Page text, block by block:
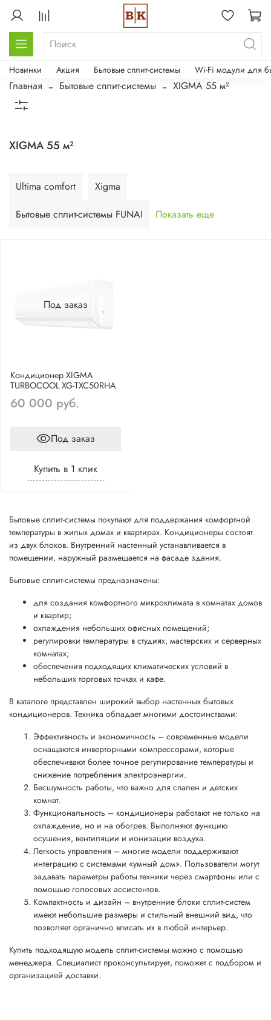
Новинки Акция Бытовые сплит-системы Wi-Fi модули для
Главная Бытовые сплит-системы XIGMA 55 м²
XIGMA 55 м²
Ultima comfort
Xigma
Бытовые сплит-системы FUNAI
Показать еще
Под заказ
Кондиционер XIGMA
TURBOCOOL XG-TXC50RHA
60 000 руб.
Под заказ
Купить в 1 клик
Бытовые сплит-системы покупают для поддержания комфортной
температуры в жилых домах и квартирах. Кондиционеры состоят
из двух блоков. Внутренний настенный устанавливается в
помещении, наружный размещается на фасаде здания.
Бытовые сплит-системы предназначены:
для создания комфортного микроклимата в комнатах домов
и квартир;
охлаждения небольших офисных помещений;
регулировки температуры в студиях, мастерских и серверных
комнатах;
обеспечения подходящих климатических условий в
небольших торговых точках и кафе.
В каталоге представлен широкий выбор настенных бытовых
кондиционеров. Техника обладает многими достоинствами:
Эффективность и экономичность – современные модели
оснащаются инверторными компрессорами, которые
обеспечивают более точное регулирование температуры и
снижение потребления электроэнергии.
Бесшумность работы, что важно для спален и детских
комнат.
Функциональность – кондиционеры работают не только на
охлаждение, но и на обогрев. Выполняют функцию
осушения, вентиляции и ионизации воздуха.
Легкость управления – многие модели поддерживают
интеграцию с системами «умный дом». Пользователи могут
задавать параметры работы техники через смартфоны или с
помощью голосовых ассистентов.
Компактность и дизайн – внутренние блоки сплит-систем
имеют небольшие размеры и стильный внешний вид, что
позволяет органично вписать их в любой интерьер.
Купить подходящую модель сплит-системы можно с помощью
менеджера. Специалист проконсультирует, поможет с подбором и
организацией доставки.